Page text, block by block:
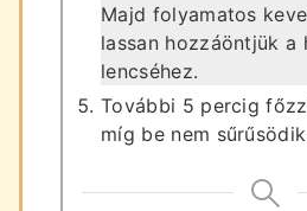
Majd folyamatos
lassan hozzáöntjük a
lencséhez.
További 5 percig
míg be nem